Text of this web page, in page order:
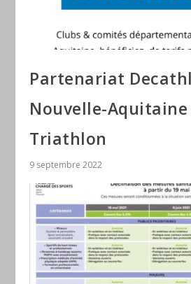
Partenariat
Nouvelle-Aquitaine
Triathlon
9 septembre 2022